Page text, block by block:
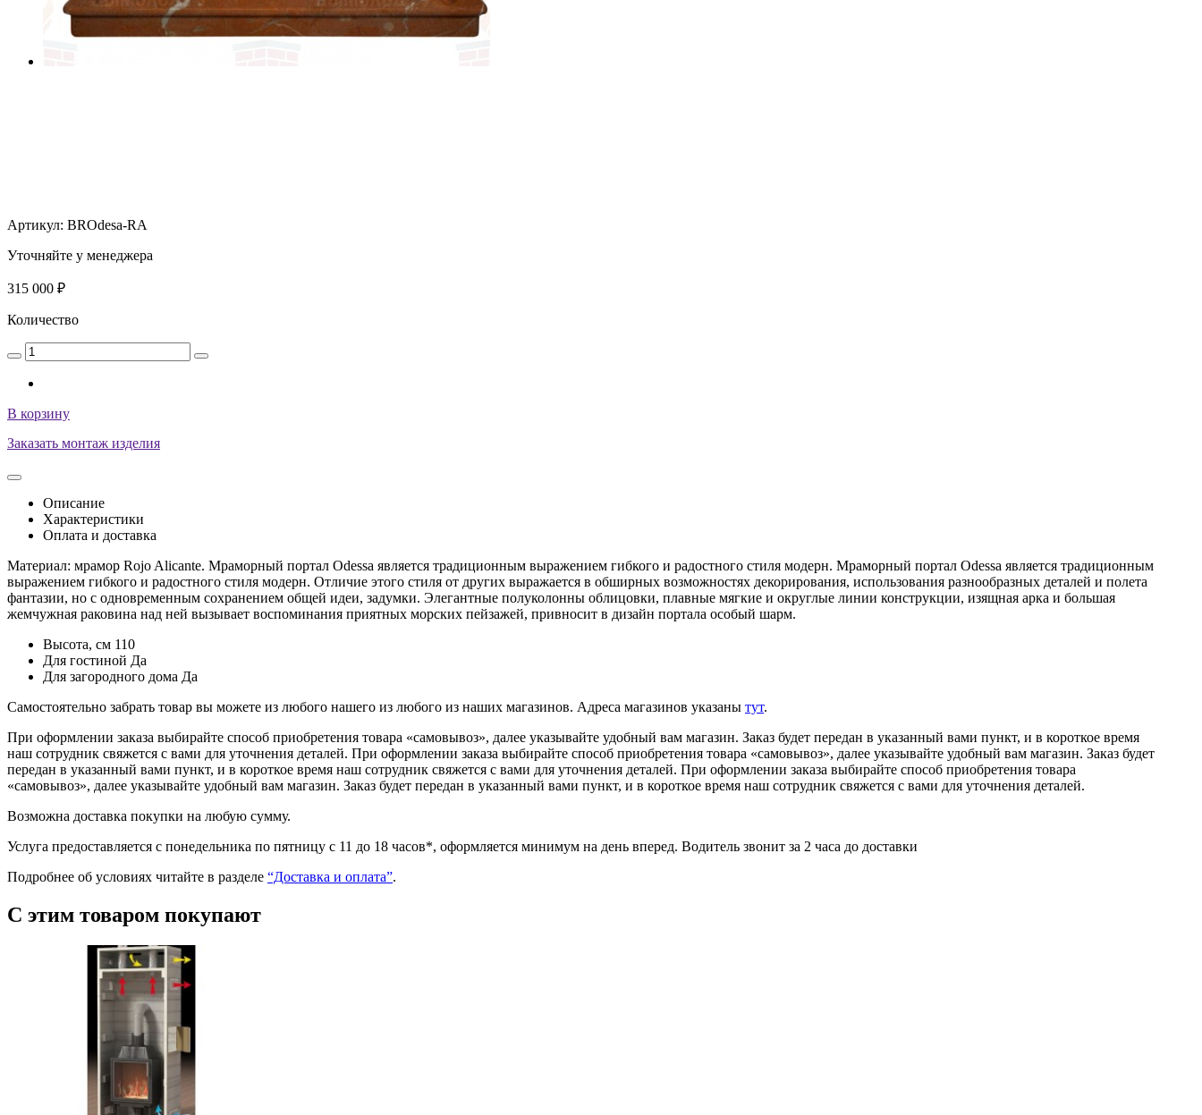
Артикул: BROdesa-RA
Уточняйте у менеджера
315 000 ₽
Количество
В корзину
Заказать монтаж изделия
Описание
Характеристики
Оплата и доставка
Материал: мрамор Rojo Alicante. Мраморный портал Odessa является традиционным выражением гибкого и радостного стиля модерн. Мраморный портал Odessa является традиционным
выражением гибкого и радостного стиля модерн. Отличие этого стиля от других выражается в обширных возможностях декорирования, использования разнообразных деталей и полета
фантазии, но с одновременным сохранением общей идеи, задумки. Элегантные полуколонны облицовки, плавные мягкие и округлые линии конструкции, изящная арка и большая
жемчужная раковина над ней вызывает воспоминания приятных морских пейзажей, привносит в дизайн портала особый шарм.
Высота, см 110
Для гостиной Да
Для загородного дома Да
Самостоятельно забрать товар вы можете из любого нашего из любого из наших магазинов. Адреса магазинов указаны тут.
При оформлении заказа выбирайте способ приобретения товара «самовывоз», далее указывайте удобный вам магазин. Заказ будет передан в указанный вами пункт, и в короткое время
наш сотрудник свяжется с вами для уточнения деталей. При оформлении заказа выбирайте способ приобретения товара «самовывоз», далее указывайте удобный вам магазин. Заказ будет
передан в указанный вами пункт, и в короткое время наш сотрудник свяжется с вами для уточнения деталей. При оформлении заказа выбирайте способ приобретения товара
«самовывоз», далее указывайте удобный вам магазин. Заказ будет передан в указанный вами пункт, и в короткое время наш сотрудник свяжется с вами для уточнения деталей.
Возможна доставка покупки на любую сумму.
Услуга предоставляется с понедельника по пятницу с 11 до 18 часов*, оформляется минимум на день вперед. Водитель звонит за 2 часа до доставки
Подробнее об условиях читайте в разделе “Доставка и оплата”.
С этим товаром покупают